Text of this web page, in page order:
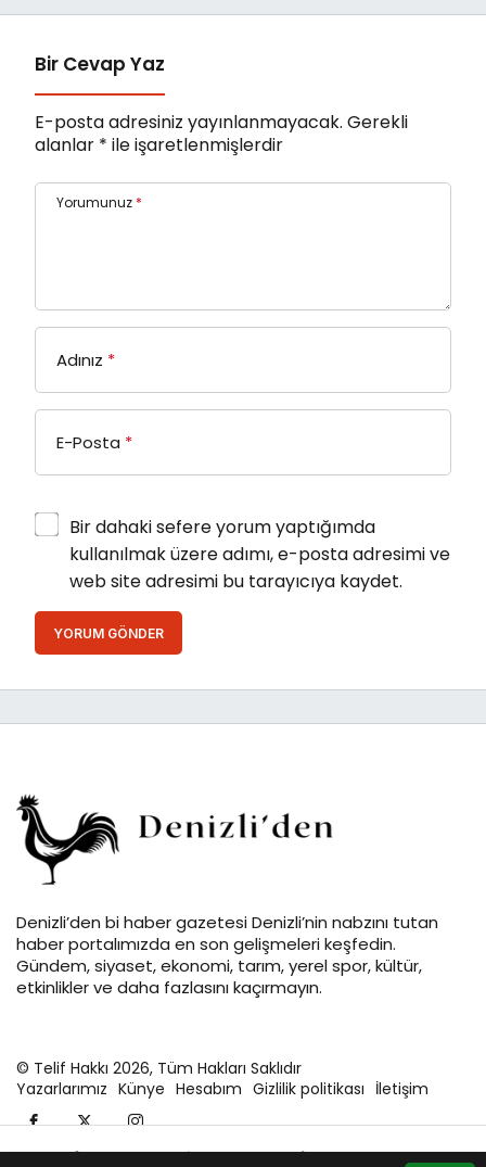
Bir Cevap Yaz
E-posta adresiniz yayınlanmayacak. Gerekli
alanlar * ile işaretlenmişlerdir
Yorumunuz *
Adınız *
E-Posta *
Bir dahaki sefere yorum yaptığımda
kullanılmak üzere adımı, e-posta adresimi ve
web site adresimi bu tarayıcıya kaydet.
YORUM GÖNDER
Denizli’den bi haber gazetesi Denizli’nin nabzını tutan
haber portalımızda en son gelişmeleri keşfedin.
Gündem, siyaset, ekonomi, tarım, yerel spor, kültür,
etkinlikler ve daha fazlasını kaçırmayın.
© Telif Hakkı 2026, Tüm Hakları Saklıdır
Yazarlarımız Künye Hesabım Gizlilik politikası İletişim